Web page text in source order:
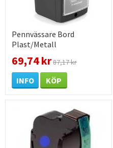
Pennvässare Bord
Plast/Metall
69,74 kr87,17 kr
INFO KÖP